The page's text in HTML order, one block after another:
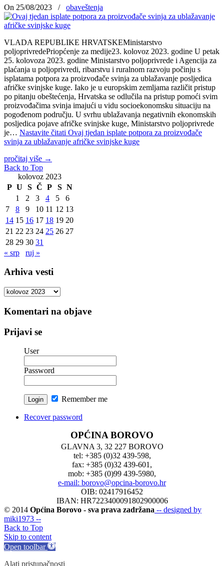
On 25/08/2023 / obaveštenja
VLADA REPUBLIKE HRVATSKEMinistarstvo
poljoprivredePriopćenje za medije23. kolovoz 2023. godine U petak
25. kolovoza 2023. godine Ministarstvo poljoprivrede i Agencija za
plaćanja u poljoprivredi, ribarstvu i ruralnom razvoju počinju s
isplatama potpora za proizvođače svinja za ublažavanje posljedica
afričke svinjske kuge. Iako je u europskim zemljama različit pristup
po pitanju obeštećenja, Hrvatska se odlučila na pristup pomoći svim
proizvođačima svinja imajući u vidu socioekonomsku situaciju na
pogođenom području. U svrhu ublažavanja negativnih ekonomskih
posljedica pojave afričke svinjske kuge, Ministarstvo poljoprivrede
je… Nastavite čitati Ovaj tjedan isplate potpora za proizvođače
svinja za ublažavanje afričke svinjske kuge
pročitaj više →
Back to Top
kolovoz 2023
P U S Č P S N
1
2 3 4 5
6
7
8 9 10 11 12 13
14 15 16 17 18 19 20
21 22 23 24 25 26 27
28 29 30 31
« srp
ruj »
Arhiva vesti
Arhiva
Komentari na objave
Prijavi se
User
Password
Remember me
Recover password
OPĆINA BOROVO
GLAVNA 3, 32 227 BOROVO
tel: +385 (0)32 439-598,
fax: +385 (0)32 439-601,
mob: +385 (0)99 439-5980,
e-mail: borovo@opcina-borovo.hr
OIB: 02417916452
IBAN: HR7223400091802900006
© 2014 Općina Borovo - sva prava zadržana -- designed by
miki1973 --
Back to Top
Skip to content
Open toolbar
Alati pristupačnosti